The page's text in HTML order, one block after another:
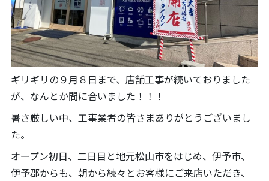
ギリギリの９月８日まで、店舗工事が続いておりました
が、なんとか間に合いました！！！
暑さ厳しい中、工事業者の皆さまありがとうございまし
た。
オープン初日、二日目と地元松山市をはじめ、伊予市、
伊予郡からも、朝から続々とお客様にご来店いただき、